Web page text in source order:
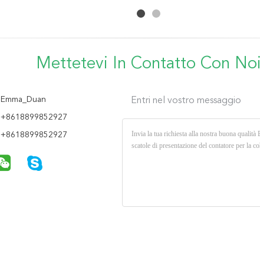
Mettetevi In ​​contatto Con Noi
Emma_Duan
+8618899852927
+8618899852927
Entri nel vostro messaggio